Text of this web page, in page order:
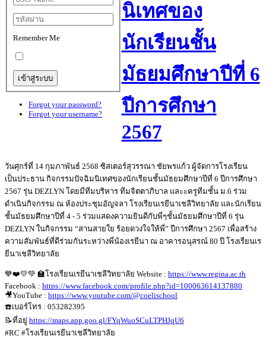
Remember Me
Forgot your password?
Forgot your username?
นิเทศของ
นักเรียนชั้น
มัธยมศึกษาปีที่ 6
ปีการศึกษา
2567
วันศุกร์ที่ 14 กุมภาพันธ์ 2568 ซิสเตอร์สุวรรณา ชัยพรแก้ว ผู้จัดการโรงเรียน
เป็นประธาน กิจกรรมปัจฉิมนิเทศของนักเรียนชั้นมัธยมศึกษาปีที่ 6 ปีการศึกษา
2567 รุ่น DEZLYN โดยมีทีมบริหาร ทีมจิตตาภิบาล และะครูทีมชั้น ม.6 ร่วม
ดำเนินกิจกรรม ณ ห้องประชุมอัญจลา โรงเรียนเรยีนาเชลีวิทยาลัย และนักเรียน
ชั้นมัธยมศึกษาปีที่ 4 - 5 ร่วมแสดงความยินดีกับพี่ๆชั้นมัธยมศึกษาปีที่ 6 รุ่น
DEZLYN ในกิจกรรม “สานสายใย ร้อยดวงใจให้พี่” ปีการศึกษา 2567 เพื่อสร้าง
ความสัมพันธ์ที่ดีร่วมกันระหว่างพี่น้องเรยีนา ณ อาคารอนุสรณ์ 80 ปี โรงเรียนเร
ยีนาเชลีวิทยาลัย
💙❤️💛💚 🏫โรงเรียนเรยีนาเชลีวิทยาลัย Website : https://www.regina.ac.th
Facebook : https://www.facebook.com/profile.php?id=100063614137880
🎥YouTube : https://www.youtube.com/@coelischool
☎️เบอร์โทร : 053282395
📝ที่อยู่ https://maps.app.goo.gl/FYqWuoSCuLTPHJqU6
#RC #โรงเรียนเรยีนาเชลีวิทยาลัย